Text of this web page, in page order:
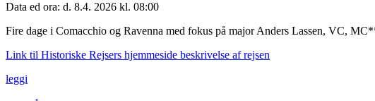
Data ed ora: d. 8.4. 2026 kl. 08:00
Fire dage i Comacchio og Ravenna med fokus på major Anders Lassen, VC,
Link til Historiske Rejsers hjemmeside beskrivelse af rejsen
leggi